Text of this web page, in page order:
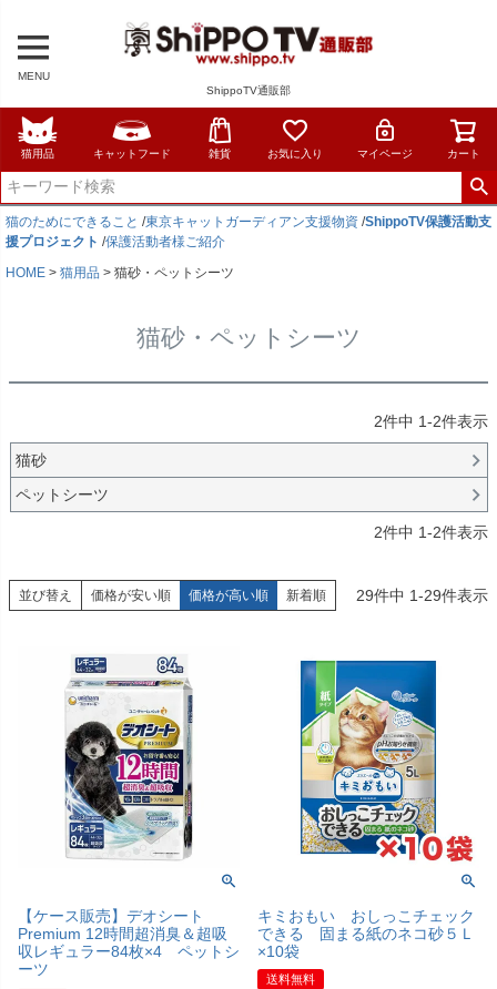
MENU
ShippoTV通販部
猫用品 キャットフード 雑貨 お気に入り マイページ カート
猫のためにできること /東京キャットガーディアン支援物資 /ShippoTV保護活動支
援プロジェクト /保護活動者様ご紹介
HOME
猫用品 猫砂・ペットシーツ
猫砂・ペットシーツ
2件中 1-2件表示
猫砂
ペットシーツ
2件中 1-2件表示
並び替え 価格が安い順 価格が高い順 新着順 29件中 1-29件表示
【ケース販売】デオシート
Premium 12時間超消臭＆超吸
収レギュラー84枚×4 ペットシ
ーツ
キミおもい おしっこチェック
できる 固まる紙のネコ砂５Ｌ
×10袋
送料無料